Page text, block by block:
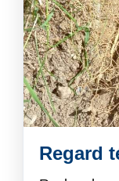
Regard